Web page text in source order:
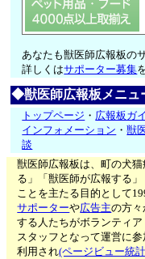
あなたも獣医師広報板の
詳しくはサポーター募集
◆獣医師広報板メニュ
トップページ ・ 広報板ガ
インフォメーション ・獣
談
獣医師広報板は、町の犬
る」「獣医師が広報する」
ことを主たる目的として
サポーターや広告主の方
する人たちがボランティア
スタッフとなって運営に
利用され(ページビュー統